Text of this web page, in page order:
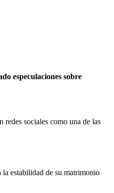
especulaciones sobre
sociales como una de las
la estabilidad de su matrimonio